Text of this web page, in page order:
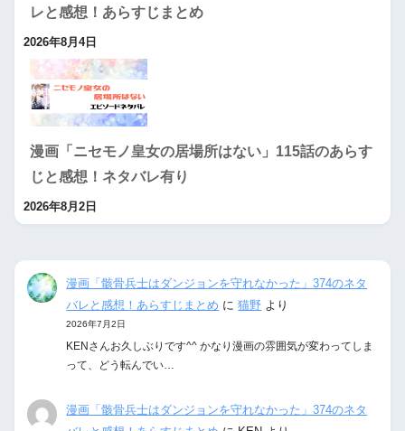
レと感想！あらすじまとめ
2026年8月4日
漫画「ニセモノ皇女の居場所はない」115話のあらす
じと感想！ネタバレ有り
2026年8月2日
漫画「骸骨兵士はダンジョンを守れなかった」374のネタ
バレと感想！あらすじまとめ に猫野 より
2026年7月2日
KENさんお久しぶりです^^ かなり漫画の雰囲気が変わってしま
って、どう転んでい…
漫画「骸骨兵士はダンジョンを守れなかった」374のネタ